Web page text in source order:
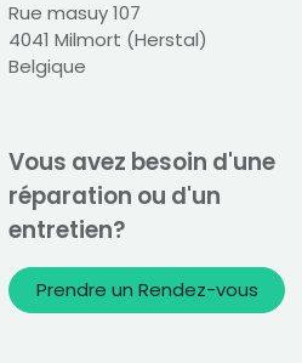
Rue masuy 107
4041 Milmort (Herstal)
Belgique
Vous avez besoin d'une
réparation ou d'un
entretien?
Prendre un Rendez-vous